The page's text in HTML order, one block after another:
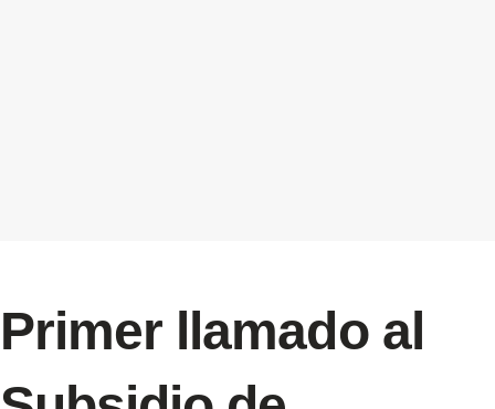
Primer llamado al